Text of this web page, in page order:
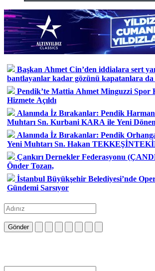
Başkan Ahmet Cin’den iddialara sert
bantlayanlar kadar gözünü kapatanlara da
Pendik’te Mattia Ahmet Minguzzi Spor
Hizmete Açıldı
Alanında İz Bırakanlar: Pendik
Muhtarı Sn. Kurbani KARA ile Yeni
Alanında İz Bırakanlar: Pendik
Yeni Muhtarı Sn. Hakan
Çankırı Dernekler Federasyonu
Önder Tozan,
İstanbul Büyükşehir Belediyesi’nde
Gündemi Sarsıyor
Gönder